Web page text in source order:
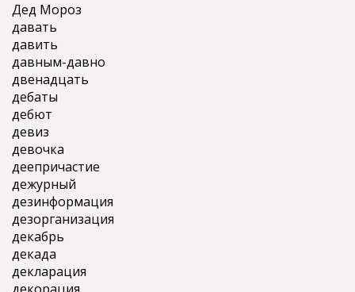
Дед Мороз
давать
давить
давным-давно
двенадцать
дебаты
дебют
девиз
девочка
деепричастие
дежурный
дезинформация
дезорганизация
декабрь
декада
декларация